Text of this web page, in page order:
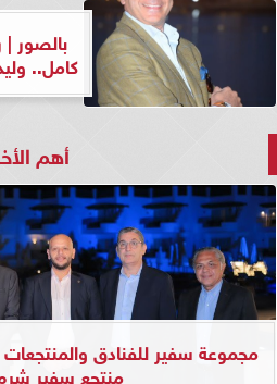
بالصور |
كامل..
أهم
مجموعة سفير للفنادق
منتجع سفير